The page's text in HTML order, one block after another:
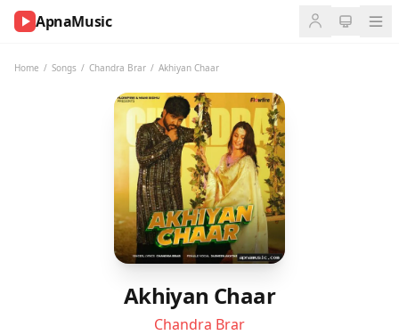
ApnaMusic
Home / Songs / Chandra Brar / Akhiyan Chaar
Akhiyan Chaar
Chandra Brar
NOW